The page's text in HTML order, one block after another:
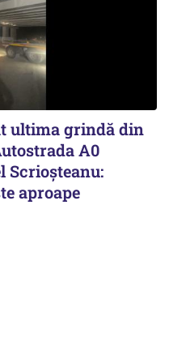
ultima grindă din
A0
Scrioșteanu:
aproape